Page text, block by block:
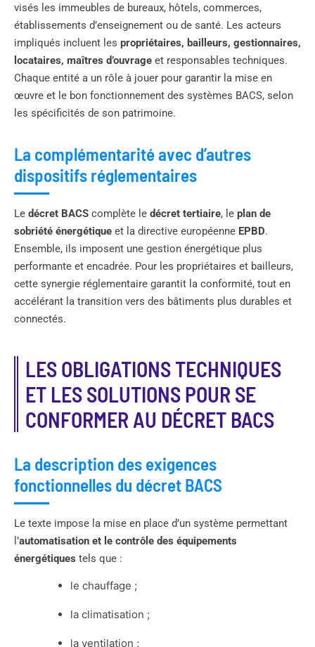
visés les immeubles de bureaux, hôtels, commerces,
établissements d’enseignement ou de santé. Les acteurs
impliqués incluent les propriétaires, bailleurs, gestionnaires,
locataires, maîtres d’ouvrage et responsables techniques.
Chaque entité a un rôle à jouer pour garantir la mise en
œuvre et le bon fonctionnement des systèmes BACS, selon
les spécificités de son patrimoine.
La complémentarité avec d’autres
dispositifs réglementaires
Le décret BACS complète le décret tertiaire, le plan de
sobriété énergétique et la directive européenne EPBD.
Ensemble, ils imposent une gestion énergétique plus
performante et encadrée. Pour les propriétaires et bailleurs,
cette synergie réglementaire garantit la conformité, tout en
accélérant la transition vers des bâtiments plus durables et
connectés.
LES OBLIGATIONS TECHNIQUES
ET LES SOLUTIONS POUR SE
CONFORMER AU DÉCRET BACS
La description des exigences
fonctionnelles du décret BACS
Le texte impose la mise en place d’un système permettant
l’automatisation et le contrôle des équipements
énergétiques tels que :
le chauffage ;
la climatisation ;
la ventilation ;